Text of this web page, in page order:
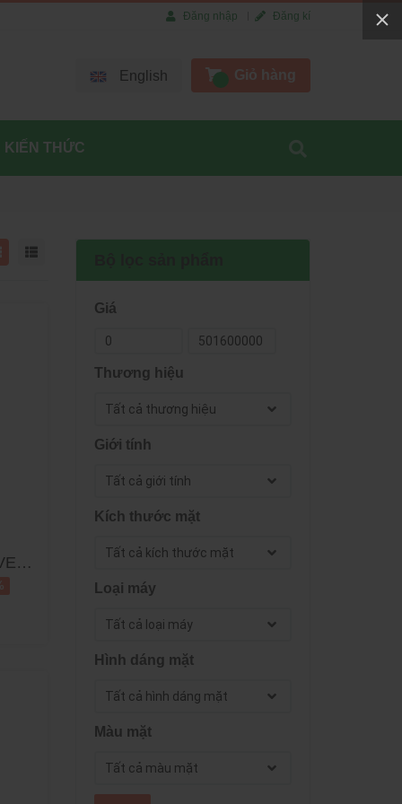
Giá
Thương hiệu
Giới tính
Kích thước mặt
Loại máy
Hình dáng mặt
Màu mặt
Đăng nhập Đăng kí
English Giỏ hàng
KIẾN THỨC